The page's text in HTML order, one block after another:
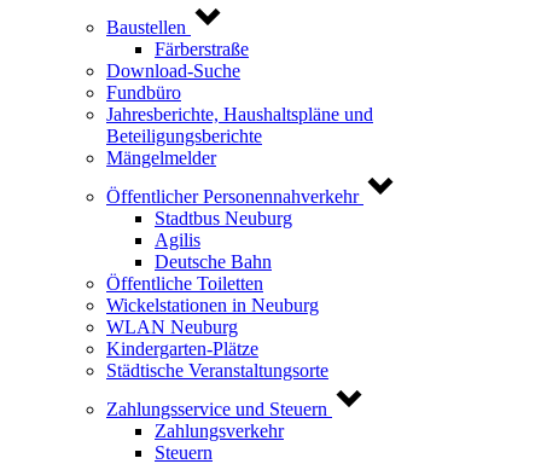
Baustellen
Färberstraße
Download-Suche
Fundbüro
Jahresberichte, Haushaltspläne und
Beteiligungsberichte
Mängelmelder
Öffentlicher Personennahverkehr
Stadtbus Neuburg
Agilis
Deutsche Bahn
Öffentliche Toiletten
Wickelstationen in Neuburg
WLAN Neuburg
Kindergarten-Plätze
Städtische Veranstaltungsorte
Zahlungsservice und Steuern
Zahlungsverkehr
Steuern